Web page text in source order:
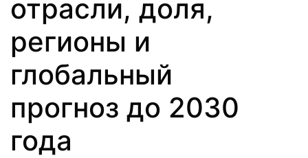
отрасли, доля,
регионы и
глобальный
прогноз до 2030
года